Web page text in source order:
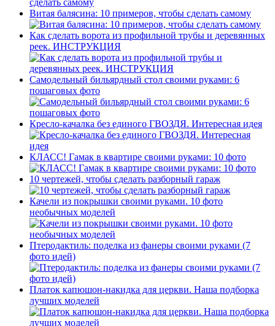
Витая балясина: 10 примеров, чтобы сделать самому
Как сделать ворота из профильной трубы и деревянных
реек. ИНСТРУКЦИЯ
Самодельный бильярдный стол своими руками: 6
пошаговых фото
Кресло-качалка без единого ГВОЗДЯ. Интересная идея
КЛАСС! Гамак в квартире своими руками: 10 фото
10 чертежей, чтобы сделать разборный гараж
Качели из покрышки своими руками. 10 фото
необычных моделей
Птеродактиль: поделка из фанеры своими руками (7
фото идей)
Платок капюшон-накидка для церкви. Наша подборка
лучших моделей